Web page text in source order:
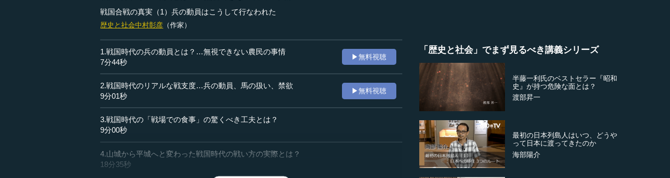
戦国合戦の真実（1）兵の動員はこうして行なわれた
歴史と社会中村彰彦 （作家）
1.戦国時代の兵の動員とは？…無視できない農民の事情
7分44秒
▶無料視聴
2.戦国時代のリアルな戦支度…兵の動員、馬の扱い、禁欲
9分01秒
▶無料視聴
3.戦国時代の「戦場での食事」の驚くべき工夫とは？
9分00秒
4.山城から平城へと変わった戦国時代の戦い方の実際とは？
18分35秒
「歴史と社会」でまず見るべき講義シリーズ
半藤一利氏のベストセラー『昭和
史』が持つ危険な面とは？
渡部昇一
最初の日本列島人はいつ、どうや
って日本に渡ってきたのか
海部陽介